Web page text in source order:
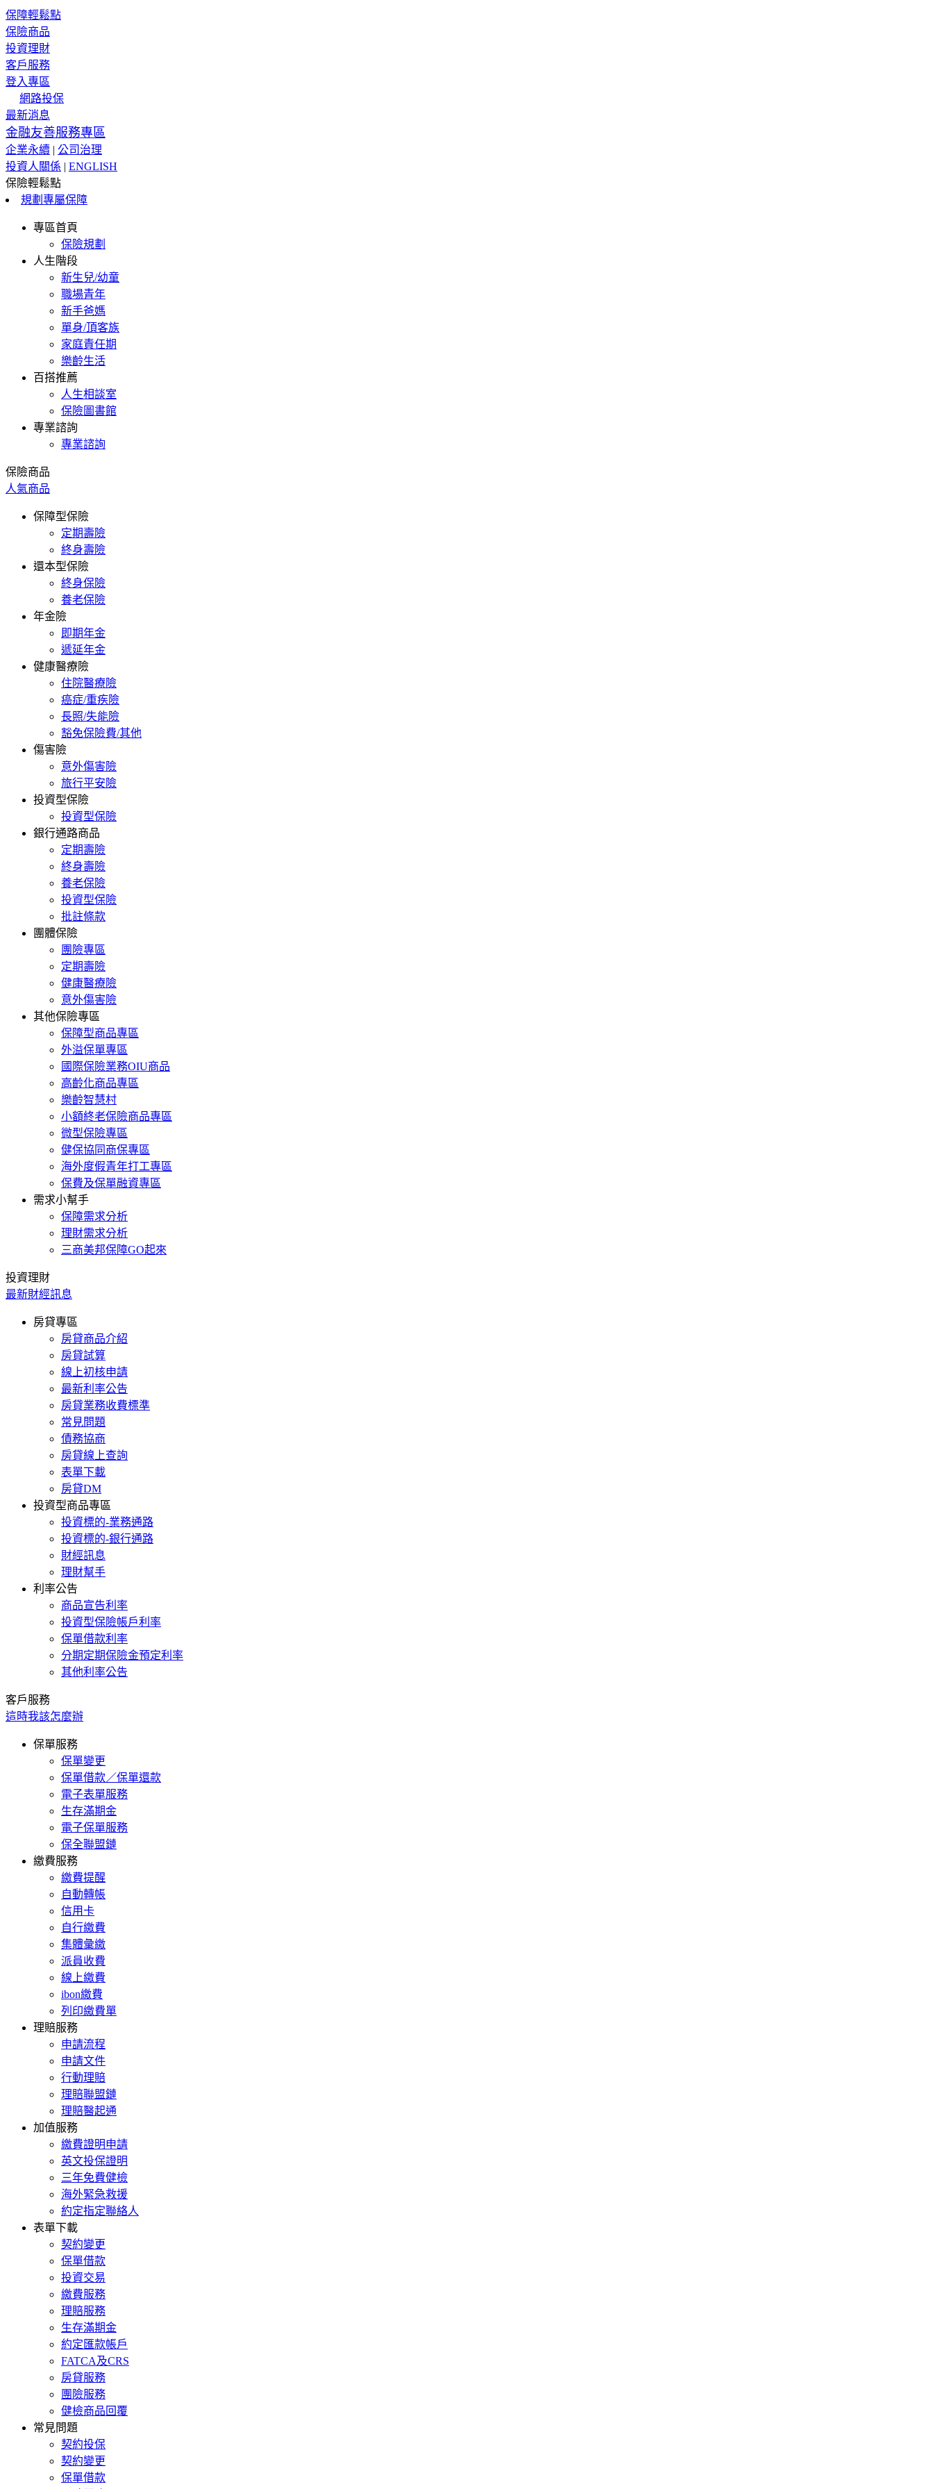
保障輕鬆點
保險商品
投資理財
客戶服務
登入專區
網路投保
最新消息
金融友善服務專區
企業永續 | 公司治理
投資人關係 | ENGLISH
保險輕鬆點
規劃專屬保障
專區首頁
保險規劃
人生階段
新生兒/幼童
職場青年
新手爸媽
單身/頂客族
家庭責任期
樂齡生活
百搭推薦
人生相談室
保險圖書館
專業諮詢
專業諮詢
保險商品
人氣商品
保障型保險
定期壽險
終身壽險
還本型保險
終身保險
養老保險
年金險
即期年金
遞延年金
健康醫療險
住院醫療險
癌症/重疾險
長照/失能險
豁免保險費/其他
傷害險
意外傷害險
旅行平安險
投資型保險
投資型保險
銀行通路商品
定期壽險
終身壽險
養老保險
投資型保險
批註條款
團體保險
團險專區
定期壽險
健康醫療險
意外傷害險
其他保險專區
保障型商品專區
外溢保單專區
國際保險業務OIU商品
高齡化商品專區
樂齡智慧村
小額終老保險商品專區
微型保險專區
健保協同商保專區
海外度假青年打工專區
保費及保單融資專區
需求小幫手
保障需求分析
理財需求分析
三商美邦保障GO起來
投資理財
最新財經訊息
房貸專區
房貸商品介紹
房貸試算
線上初核申請
最新利率公告
房貸業務收費標準
常見問題
債務協商
房貸線上查詢
表單下載
房貸DM
投資型商品專區
投資標的-業務通路
投資標的-銀行通路
財經訊息
理財幫手
利率公告
商品宣告利率
投資型保險帳戶利率
保單借款利率
分期定期保險金預定利率
其他利率公告
客戶服務
這時我該怎麼辦
保單服務
保單變更
保單借款／保單還款
電子表單服務
生存滿期金
電子保單服務
保全聯盟鏈
繳費服務
繳費提醒
自動轉帳
信用卡
自行繳費
集體彙繳
派員收費
線上繳費
ibon繳費
列印繳費單
理賠服務
申請流程
申請文件
行動理賠
理賠聯盟鏈
理賠醫起通
加值服務
繳費證明申請
英文投保證明
三年免費健檢
海外緊急救援
約定指定聯絡人
表單下載
契約變更
保單借款
投資交易
繳費服務
理賠服務
生存滿期金
約定匯款帳戶
FATCA及CRS
房貸服務
團險服務
健檢商品回覆
常見問題
契約投保
契約變更
保單借款